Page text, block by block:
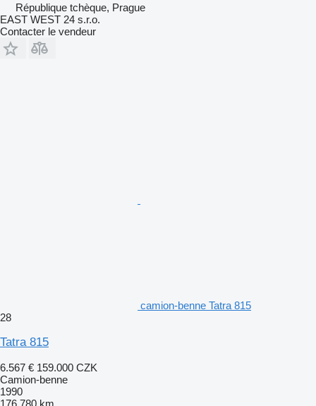
République tchèque, Prague
EAST WEST 24 s.r.o.
Contacter le vendeur
camion-benne Tatra 815
28
Tatra 815
6.567 € 159.000 CZK
Camion-benne
1990
176.780 km